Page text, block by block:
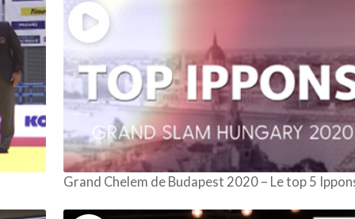
Grand Chelem de Budapest 2020 – Le top 5